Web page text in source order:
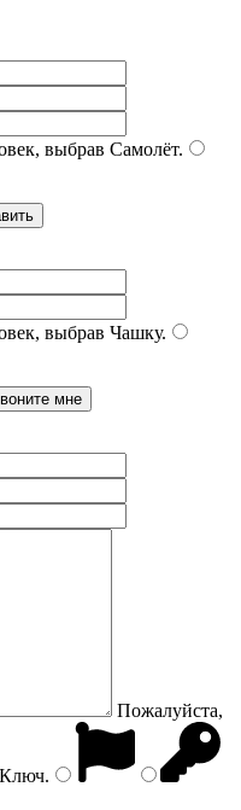
выбрав Самолёт.
выбрав Чашку.
Пожалуйста,
Ключ.